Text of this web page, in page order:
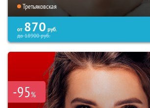
Третьяковская
от 870 руб.
до18900руб.
-95%